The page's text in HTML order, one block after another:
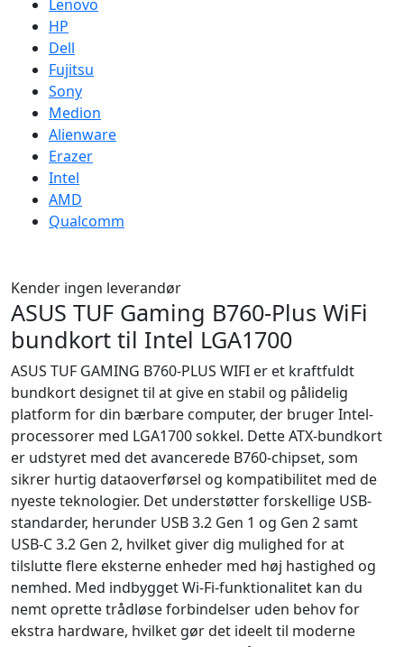
Lenovo
HP
Dell
Fujitsu
Sony
Medion
Alienware
Erazer
Intel
AMD
Qualcomm
Kender ingen leverandør
ASUS TUF Gaming B760-Plus WiFi
bundkort til Intel LGA1700
ASUS TUF GAMING B760-PLUS WIFI er et kraftfuldt
bundkort designet til at give en stabil og pålidelig
platform for din bærbare computer, der bruger Intel-
processorer med LGA1700 sokkel. Dette ATX-bundkort
er udstyret med det avancerede B760-chipset, som
sikrer hurtig dataoverførsel og kompatibilitet med de
nyeste teknologier. Det understøtter forskellige USB-
standarder, herunder USB 3.2 Gen 1 og Gen 2 samt
USB-C 3.2 Gen 2, hvilket giver dig mulighed for at
tilslutte flere eksterne enheder med høj hastighed og
nemhed. Med indbygget Wi-Fi-funktionalitet kan du
nemt oprette trådløse forbindelser uden behov for
ekstra hardware, hvilket gør det ideelt til moderne